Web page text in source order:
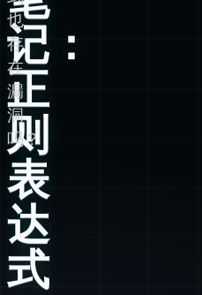
记：
正
则
表
达
式
也
存
在
漏
洞
吗？